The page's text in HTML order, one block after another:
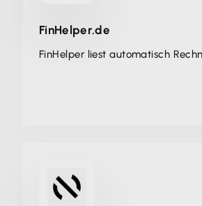
FinHelper.de
FinHelper liest automatisch